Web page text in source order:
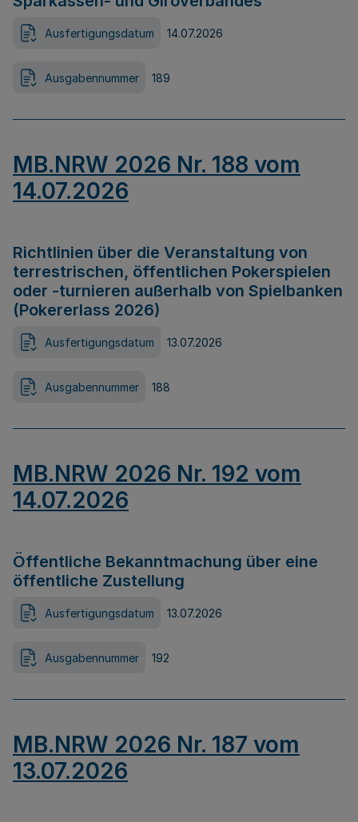
Ausfertigungsdatum 14.07.2026
Ausgabennummer 189
MB.NRW 2026 Nr. 188 vom
14.07.2026
Richtlinien über die Veranstaltung von
terrestrischen, öffentlichen Pokerspielen
oder -turnieren außerhalb von Spielbanken
(Pokererlass 2026)
Ausfertigungsdatum 13.07.2026
Ausgabennummer 188
MB.NRW 2026 Nr. 192 vom
14.07.2026
Öffentliche Bekanntmachung über eine
öffentliche Zustellung
Ausfertigungsdatum 13.07.2026
Ausgabennummer 192
MB.NRW 2026 Nr. 187 vom
13.07.2026